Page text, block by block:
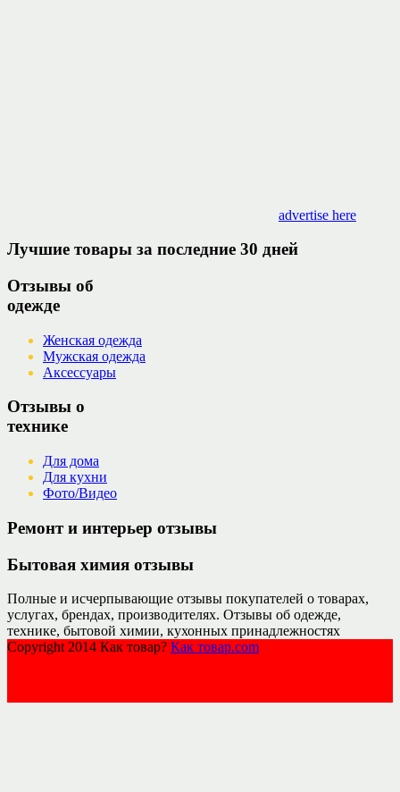
advertise here
Лучшие товары за последние 30 дней
Отзывы об
одежде
Женская одежда
Мужская одежда
Аксессуары
Отзывы о
технике
Для дома
Для кухни
Фото/Видео
Ремонт и интерьер отзывы
Бытовая химия отзывы
Полные и исчерпывающие отзывы покупателей о товарах,
услугах, брендах, производителях. Отзывы об одежде,
технике, бытовой химии, кухонных принадлежностях
Copyright 2014 Как товар? Как товар.com